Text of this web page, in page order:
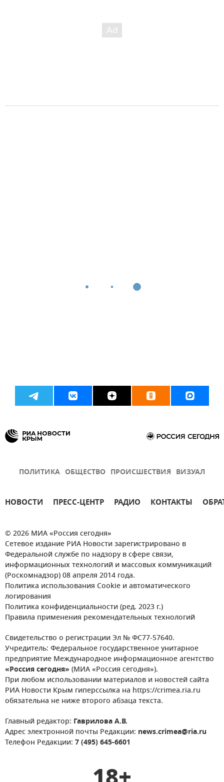
ПОЛИТИКА ОБЩЕСТВО ПРОИСШЕСТВИЯ ВИЗУАЛ
НОВОСТИ ПРЕСС-ЦЕНТР РАДИО КОНТАКТЫ
© 2026 МИА «Россия сегодня»
Сетевое издание РИА Новости зарегистрировано в
Федеральной службе по надзору в сфере связи,
информационных технологий и массовых коммуникаций
(Роскомнадзор) 08 апреля 2014 года.
Политика использования Cookie и автоматического
логирования
Политика конфиденциальности (ред. 2023 г.)
Правила применения рекомендательных технологий
Свидетельство о регистрации Эл № ФС77-57640.
Учредитель: Федеральное государственное унитарное
предприятие Международное информационное агентство
«Россия сегодня» (МИА «Россия сегодня»).
При любом использовании материалов и новостей сайта
РИА Новости Крым гиперссылка на https://crimea.ria.ru
обязательна не ниже второго абзаца текста.
Главный редактор: Гаврилова А.В.
Адрес электронной почты Редакции: news.crimea@ria.ru
Телефон Редакции: 7 (495) 645-6601